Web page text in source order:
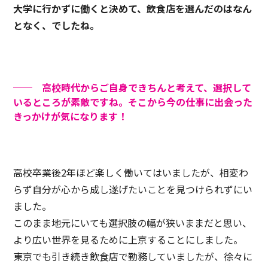
大学に行かずに働くと決めて、飲食店を選んだのはなん
となく、でしたね。
── 高校時代からご自身できちんと考えて、選択して
いるところが素敵ですね。そこから今の仕事に出会った
きっかけが気になります！
高校卒業後2年ほど楽しく働いてはいましたが、相変わ
らず自分が心から成し遂げたいことを見つけられずにい
ました。
このまま地元にいても選択肢の幅が狭いままだと思い、
より広い世界を見るために上京することにしました。
東京でも引き続き飲食店で勤務していましたが、徐々に